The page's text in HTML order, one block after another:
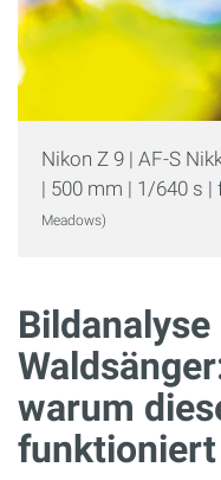
Nikon Z 9 | AF-S
| 500 mm | 1/640 s |
Meadows)
warum
funktioniert